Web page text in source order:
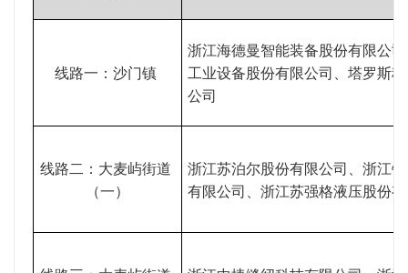
线路一：沙门镇
浙江海德曼智能装备股份有限公
工业设备股份有限公司、塔罗斯
公司
线路二：大麦屿街道
（一）
浙江苏泊尔股份有限公司、浙江
有限公司、浙江苏强格液压股份